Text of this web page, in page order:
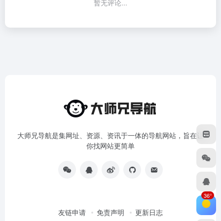
暂无评论...
大师兄导航是集网址、资源、资讯于一体的导航网站，旨在让
你找网站更简单
友链申请 免责声明 更新日志
36°